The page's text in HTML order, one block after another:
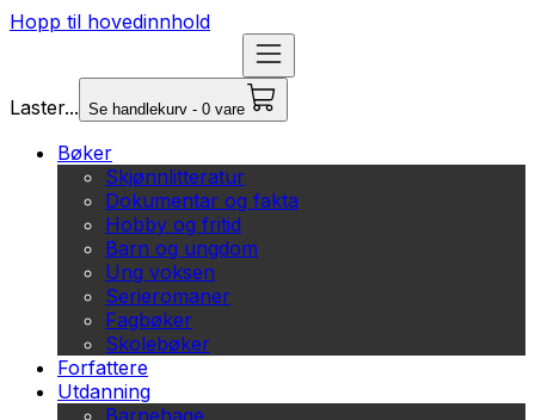
Hopp til hovedinnhold
Laster... Se handlekurv - 0 vare
Bøker
Skjønnlitteratur
Dokumentar og fakta
Hobby og fritid
Barn og ungdom
Ung voksen
Serieromaner
Fagbøker
Skolebøker
Forfattere
Utdanning
Barnehage